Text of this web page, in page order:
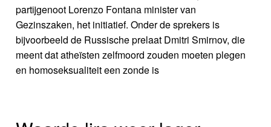
partijgenoot Lorenzo Fontana minister van
Gezinszaken, het initiatief. Onder de sprekers is
bijvoorbeeld de Russische prelaat Dmitri Smirnov, die
meent dat atheïsten zelfmoord zouden moeten plegen
en homoseksualiteit een zonde is